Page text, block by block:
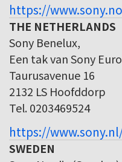
https://
THE NETHERLANDS
Sony Benelux,
Een tak van Sony
Taurusavenue 16
2132 LS Hoofddorp
Tel. 0203469524
https://
SWEDEN